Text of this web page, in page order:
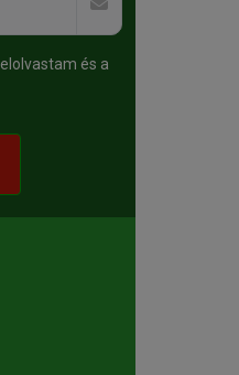
elolvastam és a